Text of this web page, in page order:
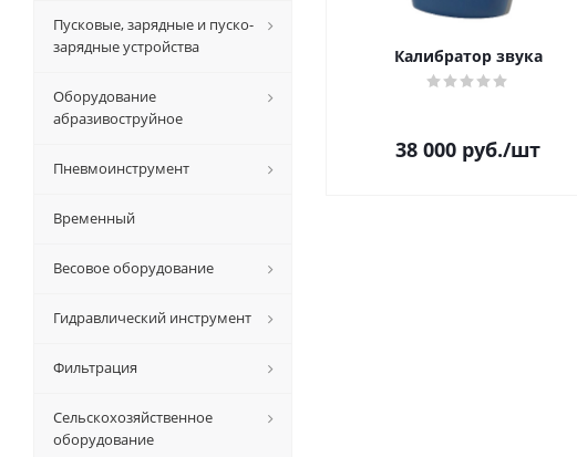
Калибратор звука
38 000 руб./шт
Пусковые, зарядные и пуско-
зарядные устройства
Оборудование
абразивоструйное
Пневмоинструмент
Временный
Весовое оборудование
Гидравлический инструмент
Фильтрация
Сельскохозяйственное
оборудование